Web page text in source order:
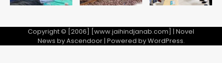
Copyright © [2006] [www.jaihindjanab.com] | Novel
News byAscendoor| Powered byWordPress.